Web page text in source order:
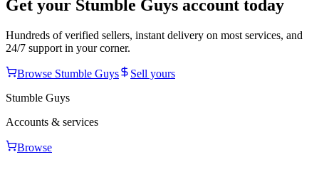
Get your Stumble Guys account today
Hundreds of verified sellers, instant delivery on most services, and
24/7 support in your corner.
Browse Stumble Guys
Sell yours
Stumble Guys
Accounts & services
Browse